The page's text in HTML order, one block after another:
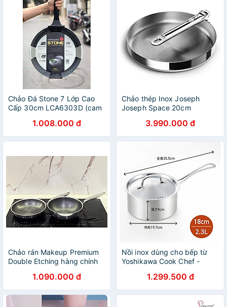
Chảo Đá Stone 7 Lớp Cao
Cấp 30cm LCA6303D (cam
1.008.000 đ
Chảo thép Inox Joseph
Joseph Space 20cm
3.990.000 đ
Chảo rán Makeup Premium
Double Etching hàng chính
1.090.000 đ
Nồi inox dùng cho bếp từ
Yoshikawa Cook Chef -
1.299.500 đ